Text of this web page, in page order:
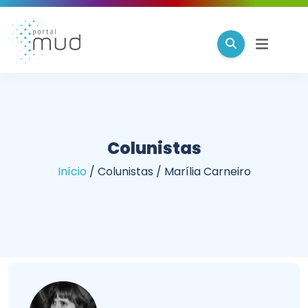
Colunistas
Início / Colunistas / Marília Carneiro